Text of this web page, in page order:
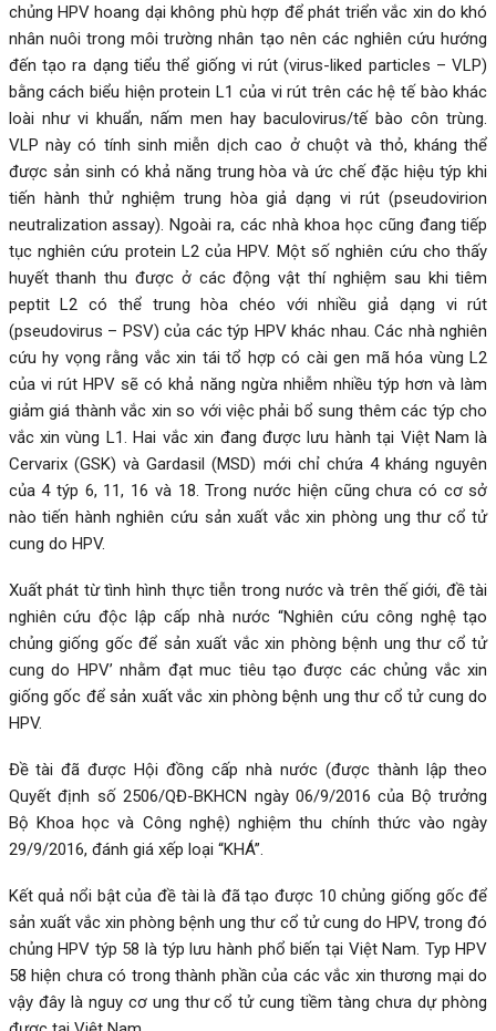
chủng HPV hoang dại không phù hợp để phát triển vắc xin do khó
nhân nuôi trong môi trường nhân tạo nên các nghiên cứu hướng
đến tạo ra dạng tiểu thể giống vi rút (virus-liked particles – VLP)
bằng cách biểu hiện protein L1 của vi rút trên các hệ tế bào khác
loài như vi khuẩn, nấm men hay baculovirus/tế bào côn trùng.
VLP này có tính sinh miễn dịch cao ở chuột và thỏ, kháng thể
được sản sinh có khả năng trung hòa và ức chế đặc hiệu týp khi
tiến hành thử nghiệm trung hòa giả dạng vi rút (pseudovirion
neutralization assay). Ngoài ra, các nhà khoa học cũng đang tiếp
tục nghiên cứu protein L2 của HPV. Một số nghiên cứu cho thấy
huyết thanh thu được ở các động vật thí nghiệm sau khi tiêm
peptit L2 có thể trung hòa chéo với nhiều giả dạng vi rút
(pseudovirus – PSV) của các týp HPV khác nhau. Các nhà nghiên
cứu hy vọng rằng vắc xin tái tổ hợp có cài gen mã hóa vùng L2
của vi rút HPV sẽ có khả năng ngừa nhiễm nhiều týp hơn và làm
giảm giá thành vắc xin so với việc phải bổ sung thêm các týp cho
vắc xin vùng L1. Hai vắc xin đang được lưu hành tại Việt Nam là
Cervarix (GSK) và Gardasil (MSD) mới chỉ chứa 4 kháng nguyên
của 4 týp 6, 11, 16 và 18. Trong nước hiện cũng chưa có cơ sở
nào tiến hành nghiên cứu sản xuất vắc xin phòng ung thư cổ tử
cung do HPV.
Xuất phát từ tình hình thực tiễn trong nước và trên thế giới, đề tài
nghiên cứu độc lập cấp nhà nước “Nghiên cứu công nghệ tạo
chủng giống gốc để sản xuất vắc xin phòng bệnh ung thư cổ tử
cung do HPV’ nhằm đạt muc tiêu tạo được các chủng vắc xin
giống gốc để sản xuất vắc xin phòng bệnh ung thư cổ tử cung do
HPV.
Đề tài đã được Hội đồng cấp nhà nước (được thành lập theo
Quyết định số 2506/QĐ-BKHCN ngày 06/9/2016 của Bộ trưởng
Bộ Khoa học và Công nghệ) nghiệm thu chính thức vào ngày
29/9/2016, đánh giá xếp loại “KHÁ”.
Kết quả nổi bật của đề tài là đã tạo được 10 chủng giống gốc để
sản xuất vắc xin phòng bệnh ung thư cổ tử cung do HPV, trong đó
chủng HPV týp 58 là týp lưu hành phổ biến tại Việt Nam. Typ HPV
58 hiện chưa có trong thành phần của các vắc xin thương mại do
vậy đây là nguy cơ ung thư cổ tử cung tiềm tàng chưa dự phòng